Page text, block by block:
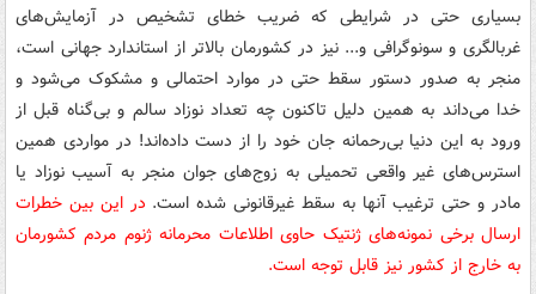
بسیاری حتی در شرایطی که ضریب خطای تشخیص در آزمایش‌های
غربالگری و سونوگرافی و... نیز در کشورمان بالاتر از استاندارد جهانی است،
منجر به صدور دستور سقط حتی در موارد احتمالی و مشکوک می‌شود و
خدا می‌داند به همین دلیل تاکنون چه تعداد نوزاد سالم و بی‌گناه قبل از
ورود به این دنیا بی‌رحمانه جان خود را از دست داده‌اند! در مواردی همین
استرس‌های غیر واقعی تحمیلی به زوج‌های جوان منجر به آسیب نوزاد یا
مادر و حتی ترغیب آنها به سقط غیرقانونی شده است. در این بین خطرات
ارسال برخی نمونه‌های ژنتیک حاوی اطلاعات محرمانه ژنوم مردم کشورمان
به خارج از کشور نیز قابل توجه است.